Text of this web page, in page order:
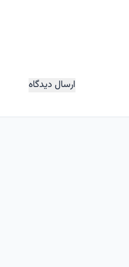
ارسال دیدگاه